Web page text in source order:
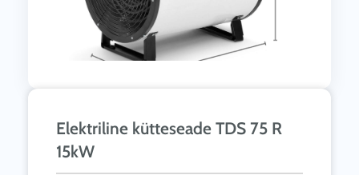
Elektriline kütteseade TDS 75 R
15kW